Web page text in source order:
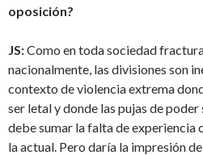
oposición?
JS:Como en toda sociedad
nacionalmente, las divisiones son
contexto de violencia extrema
ser letal y donde las pujas de poder
debe sumar la falta de experiencia
la actual. Pero daría la impresión